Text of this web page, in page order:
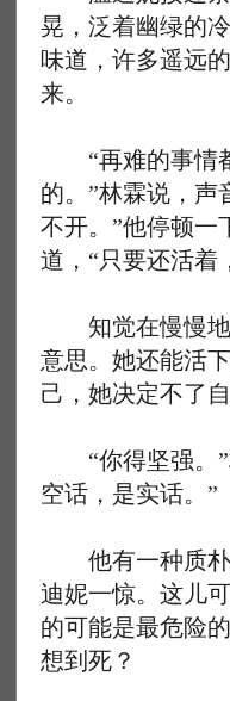
晃，泛着幽绿的
味道，许多遥远
来。
“再难的事情
的。”林霖说，声
不开。”他停顿一
道，“只要还活着
知觉在慢慢地
意思。她还能活
己，她决定不了
“你得坚强。”
空话，是实话。”
他有一种质朴
迪妮一惊。这儿
的可能是最危险
想到死？